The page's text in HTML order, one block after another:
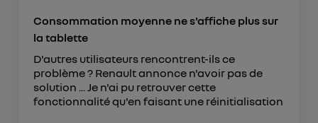
Consommation moyenne ne s'affiche plus sur
la tablette
D'autres utilisateurs rencontrent-ils ce
problème ? Renault annonce n'avoir pas de
solution ... Je n'ai pu retrouver cette
fonctionnalité qu'en faisant une réinitialisation